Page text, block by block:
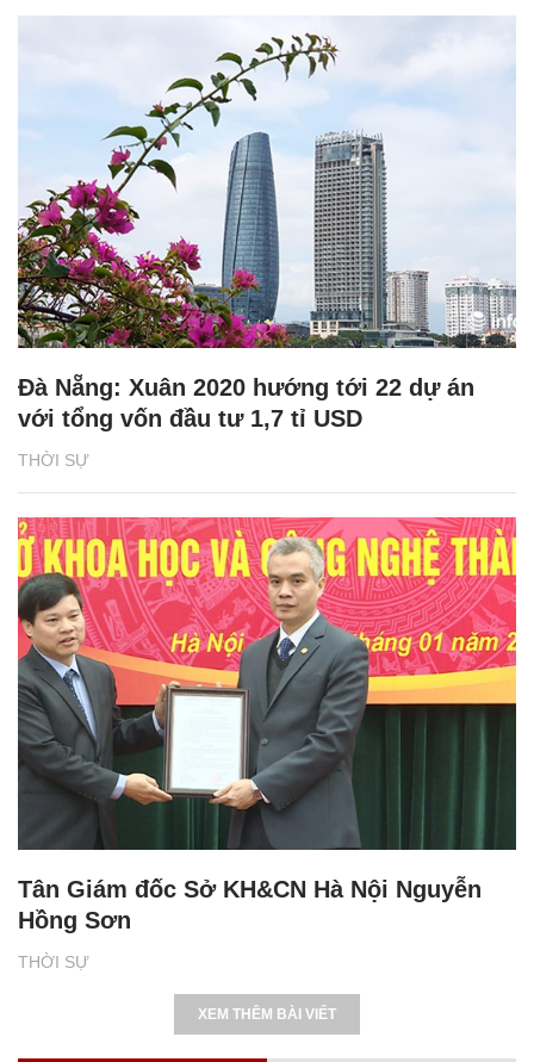
THỜI SỰ
Đà Nẵng: Xuân 2020 hướng tới 22 dự án
với tổng vốn đầu tư 1,7 tỉ USD
THỜI SỰ
Tân Giám đốc Sở KH&CN Hà Nội Nguyễn
Hồng Sơn
XEM THÊM BÀI VIẾT